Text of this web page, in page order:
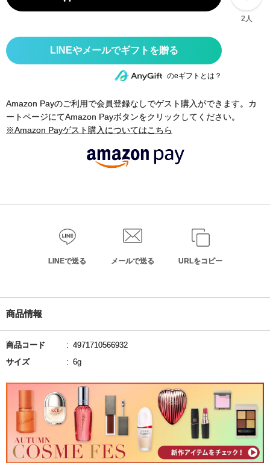
2人
のeギフトとは？
Amazon Payのご利用で会員登録なしでゲスト購入ができます。カ
ートページにてAmazon Payボタンをクリックしてください。
※Amazon Payゲスト購入についてはこちら
LINEで送る メールで送る URLをコピー
商品情報
商品コード
4971710566932
サイズ
6g